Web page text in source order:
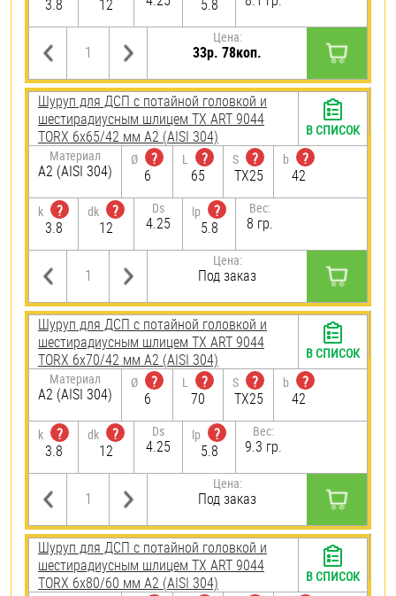
3.8 12 5.8
Цена:
33р. 78коп.
Шуруп для ДСП с потайной головкой и
шестирадиусным шлицем TX ART 9044
TORX 6х65/42 мм А2 (AISI 304)
Материал
А2 (AISI 304)
Ø
?
6
L
?
65
S
?
TX25
b
?
42
k
?
3.8
dk
?
12
Ds
4.25
lp
?
5.8
Вес:
8 гр.
Цена:
Под заказ
В СПИСОК
Шуруп для ДСП с потайной головкой и
шестирадиусным шлицем TX ART 9044
TORX 6х70/42 мм А2 (AISI 304)
Материал
А2 (AISI 304)
Ø
?
6
L
?
70
S
?
TX25
b
?
42
k
?
3.8
dk
?
12
Ds
4.25
lp
?
5.8
Вес:
9.3 гр.
Цена:
Под заказ
В СПИСОК
Шуруп для ДСП с потайной головкой и
шестирадиусным шлицем TX ART 9044
TORX 6х80/60 мм А2 (AISI 304)
В СПИСОК